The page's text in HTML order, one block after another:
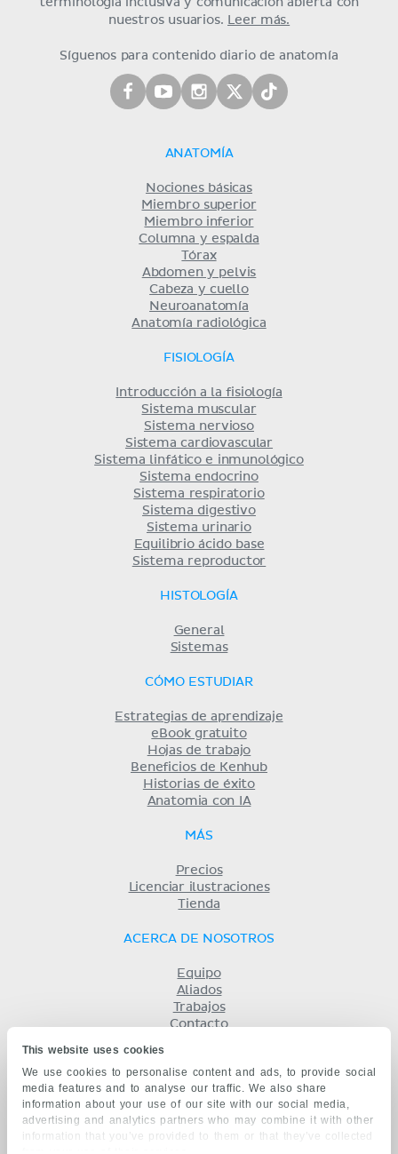
This website uses cookies
We use cookies to personalise content and ads, to provide social
media features and to analyse our traffic. We also share
information about your use of our site with our social media,
advertising and analytics partners who may combine it with other
information that you’ve provided to them or that they’ve collected
terminología inclusiva y comunicación abierta con
nuestros usuarios. Leer más.
Síguenos para contenido diario de anatomía
ANATOMÍA
Nociones básicas
Miembro superior
Miembro inferior
Columna y espalda
Tórax
Abdomen y pelvis
Cabeza y cuello
Neuroanatomía
Anatomía radiológica
FISIOLOGÍA
Introducción a la fisiología
Sistema muscular
Sistema nervioso
Sistema cardiovascular
Sistema linfático e inmunológico
Sistema endocrino
Sistema respiratorio
Sistema digestivo
Sistema urinario
Equilibrio ácido base
Sistema reproductor
HISTOLOGÍA
General
Sistemas
CÓMO ESTUDIAR
Estrategias de aprendizaje
eBook gratuito
Hojas de trabajo
Beneficios de Kenhub
Historias de éxito
Anatomia con IA
MÁS
Precios
Licenciar ilustraciones
Tienda
ACERCA DE NOSOTROS
Equipo
Aliados
Trabajos
Contacto
Privacidad
KENHUB EN...
English